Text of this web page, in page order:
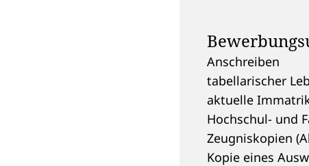
Anschreiben
tabellarischer
aktuelle
Hochschul- und
Zeugniskopien
Kopie eines